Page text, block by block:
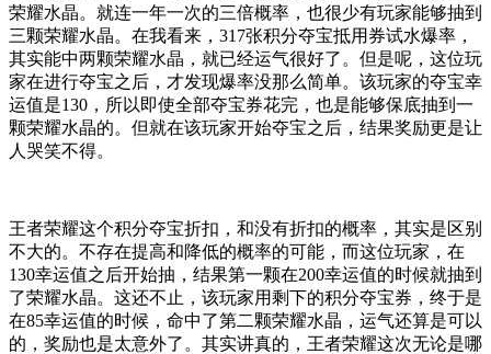
荣耀水晶。就连一年一次的三倍概率，也很少有玩家能够抽到
三颗荣耀水晶。在我看来，317张积分夺宝抵用券试水爆率，
其实能中两颗荣耀水晶，就已经运气很好了。但是呢，这位玩
家在进行夺宝之后，才发现爆率没那么简单。该玩家的夺宝幸
运值是130，所以即使全部夺宝券花完，也是能够保底抽到一
颗荣耀水晶的。但就在该玩家开始夺宝之后，结果奖励更是让
人哭笑不得。
王者荣耀这个积分夺宝折扣，和没有折扣的概率，其实是区别
不大的。不存在提高和降低的概率的可能，而这位玩家，在
130幸运值之后开始抽，结果第一颗在200幸运值的时候就抽到
了荣耀水晶。这还不止，该玩家用剩下的积分夺宝券，终于是
在85幸运值的时候，命中了第二颗荣耀水晶，运气还算是可以
的，奖励也是太意外了。其实讲真的，王者荣耀这次无论是哪